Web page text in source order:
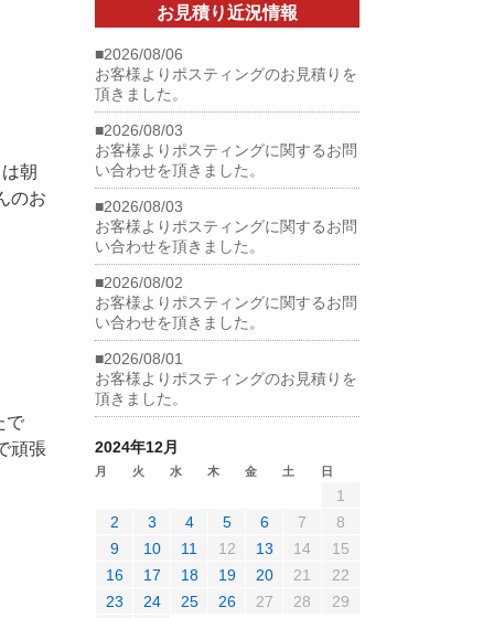
朝
のお
で
頑張
お見積り近況情報
■2026/08/06
お客様よりポスティングのお見積りを
頂きました。
■2026/08/03
お客様よりポスティングに関するお問
い合わせを頂きました。
■2026/08/03
お客様よりポスティングに関するお問
い合わせを頂きました。
■2026/08/02
お客様よりポスティングに関するお問
い合わせを頂きました。
■2026/08/01
お客様よりポスティングのお見積りを
頂きました。
2024年12月
月 火 水 木 金 土 日
1
2
3 4 5 6 7
8
9
10 11 12 13 14
15
16
17 18 19 20 21
22
23
24 25 26 27 28
29